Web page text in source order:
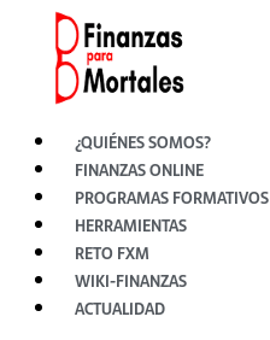
contenido
¿QUIÉNES SOMOS?
FINANZAS ONLINE
PROGRAMAS FORMATIVOS
HERRAMIENTAS
RETO FXM
WIKI-FINANZAS
ACTUALIDAD